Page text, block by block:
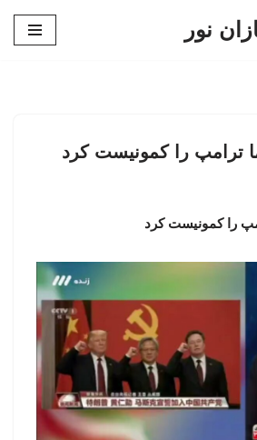
نور
ترامپ را کمونیست کرد
را کمونیست کرد